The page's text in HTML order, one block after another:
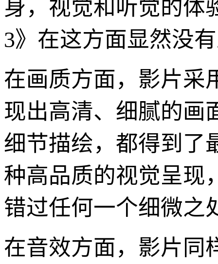
身，视觉和听觉的体
3》在这方面显然没
在画质方面，影片采
现出高清、细腻的画
细节描绘，都得到了
种高品质的视觉呈现
错过任何一个细微之
在音效方面，影片同